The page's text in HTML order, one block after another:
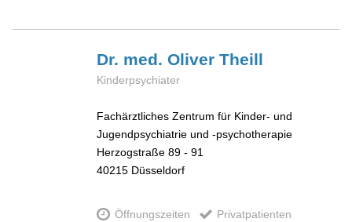
Dr. med. OliverTheill
Kinderpsychiater
Fachärztliches Zentrum für Kinder- und
Jugendpsychiatrie und -psychotherapie
Herzogstraße 89 - 91
40215 Düsseldorf
Öffnungszeiten Privatpatienten